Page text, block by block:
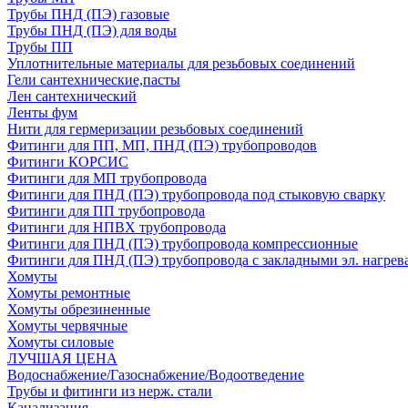
Трубы ПНД (ПЭ) газовые
Трубы ПНД (ПЭ) для воды
Трубы ПП
Уплотнительные материалы для резьбовых соединений
Гели сантехнические,пасты
Лен сантехнический
Ленты фум
Нити для гермеризации резьбовых соединений
Фитинги для ПП, МП, ПНД (ПЭ) трубопроводов
Фитинги КОРСИС
Фитинги для МП трубопровода
Фитинги для ПНД (ПЭ) трубопровода под стыковую сварку
Фитинги для ПП трубопровода
Фитинги для НПВХ трубопровода
Фитинги для ПНД (ПЭ) трубопровода компрессионные
Фитинги для ПНД (ПЭ) трубопровода с закладными эл.
Хомуты
Хомуты ремонтные
Хомуты обрезиненные
Хомуты червячные
Хомуты силовые
ЛУЧШАЯ ЦЕНА
Водоснабжение/Газоснабжение/Водоотведение
Трубы и фитинги из нерж. стали